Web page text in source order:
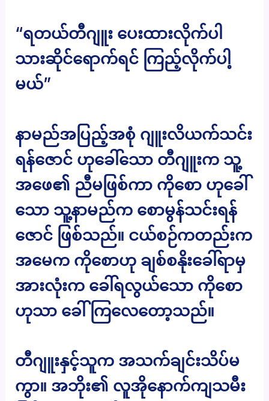
“ရတယ်တီဂျူး ပေးထားလိုက်ပါ
သားဆိုင်ရောက်ရင် ကြည့်လိုက်ပါ့
မယ်”
နာမည်အပြည့်အစုံ ဂျူးလိယက်သင်း
ရန်ဇောင် ဟုခေါ်သော တီဂျူးက သူ့
အဖေ၏ ညီမဖြစ်ကာ ကိုစော ဟုခေါ်
သော သူ့နာမည်က စောမွန်သင်းရန်
ဇောင် ဖြစ်သည်။ ငယ်စဉ်ကတည်းက
အမေက ကိုစောဟု ချစ်စနိုးခေါ်ရာမှ
အားလုံးက ခေါ်ရလွယ်သော ကိုစော
ဟုသာ ခေါ်ကြလေတော့သည်။
တီဂျူးနှင့်သူက အသက်ချင်းသိပ်မ
ကွာ။ အဘိုး၏ လူအိုနောက်ကျသမီး